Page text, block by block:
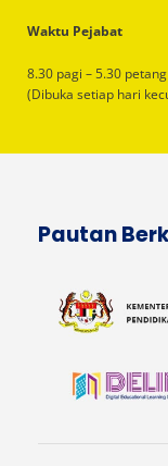
Waktu Pejabat
8.30 pagi – 5.30 petang
(Dibuka setiap hari
Pautan